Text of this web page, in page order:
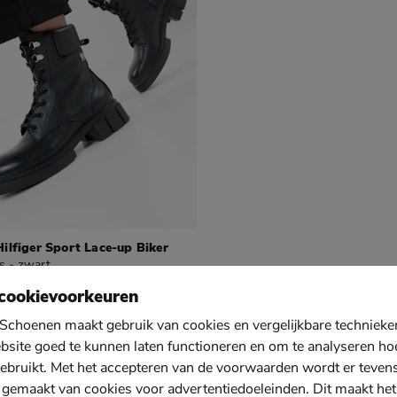
Sport Lace-up Biker
- zwart
dames
van deveterboot, debikerboot
al jaren groot favoriet en wordt
en te stijlen is onder iedere outfit.
is zwart niet alleen neutraal, maar
maakt gebruik van cookies en vergelijkbare
goed te kunnen laten functioneren en om te analyseren
Met het accepteren van de voorwaarden wordt er
van cookies voor advertentiedoeleinden. Dit maakt het